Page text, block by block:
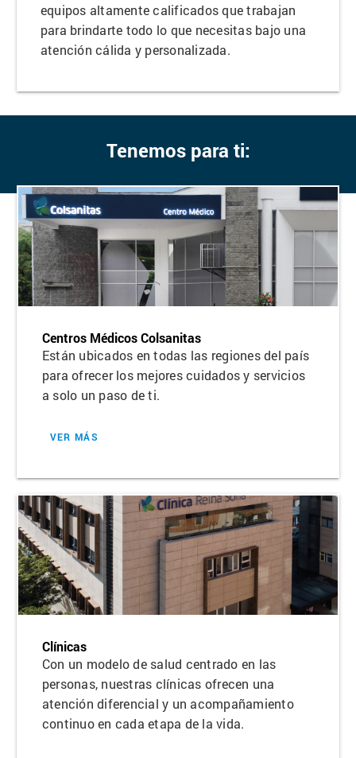
equipos altamente calificados que trabajan
para brindarte todo lo que necesitas bajo una
atención cálida y personalizada.
Tenemos para ti:
Centros Médicos Colsanitas
Están ubicados en todas las regiones del país
para ofrecer los mejores cuidados y servicios
a solo un paso de ti.
VER MÁS
Clínicas
Con un modelo de salud centrado en las
personas, nuestras clínicas ofrecen una
atención diferencial y un acompañamiento
continuo en cada etapa de la vida.